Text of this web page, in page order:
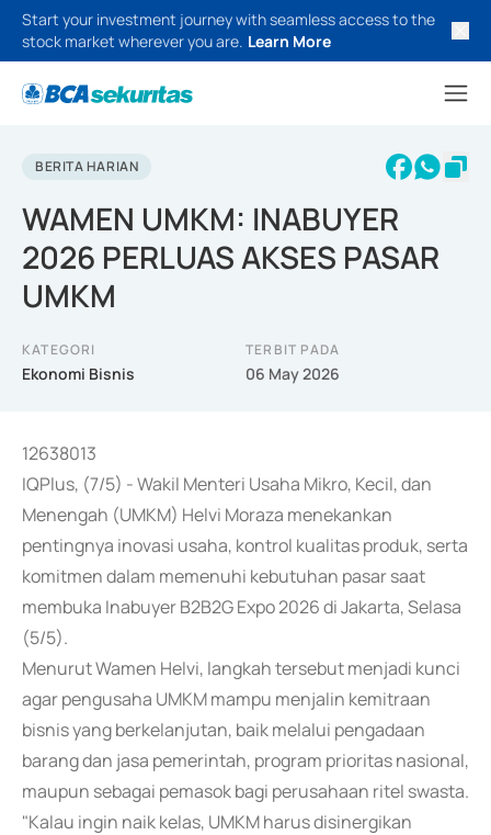
Start your investment journey with seamless access to the
stock market wherever you are. Learn More
BERITA HARIAN
WAMEN UMKM: INABUYER
2026 PERLUAS AKSES PASAR
UMKM
KATEGORI
Ekonomi Bisnis
TERBIT PADA
06 May 2026
12638013
IQPlus, (7/5) - Wakil Menteri Usaha Mikro, Kecil, dan
Menengah (UMKM) Helvi Moraza menekankan
pentingnya inovasi usaha, kontrol kualitas produk, serta
komitmen dalam memenuhi kebutuhan pasar saat
membuka Inabuyer B2B2G Expo 2026 di Jakarta, Selasa
(5/5).
Menurut Wamen Helvi, langkah tersebut menjadi kunci
agar pengusaha UMKM mampu menjalin kemitraan
bisnis yang berkelanjutan, baik melalui pengadaan
barang dan jasa pemerintah, program prioritas nasional,
maupun sebagai pemasok bagi perusahaan ritel swasta.
"Kalau ingin naik kelas, UMKM harus disinergikan